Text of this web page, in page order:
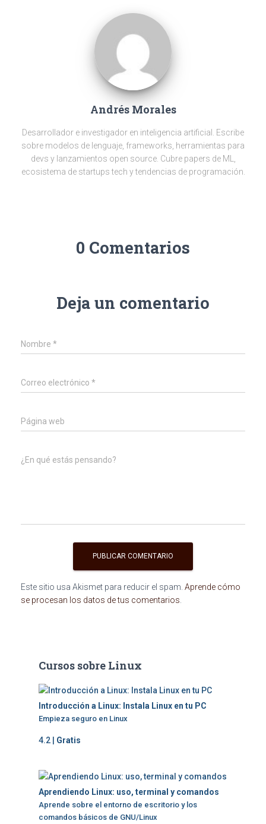
n
er
Andrés Morales
Desarrollador e investigador en inteligencia artificial. Escribe
sobre modelos de lenguaje, frameworks, herramientas para
devs y lanzamientos open source. Cubre papers de ML,
ecosistema de startups tech y tendencias de programación.
0 Comentarios
Deja un comentario
Nombre *
Correo electrónico *
Página web
¿En qué estás pensando?
Este sitio usa Akismet para reducir el spam. Aprende cómo
se procesan los datos de tus comentarios
Cursos sobre Linux
Introducción a Linux: Instala Linux en tu PC
Empieza seguro en Linux
4.2 | Gratis
Aprendiendo Linux: uso, terminal y comandos
Aprende sobre el entorno de escritorio y los
comandos básicos de GNU/Linux